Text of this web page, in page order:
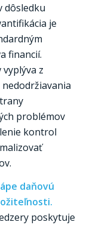
dôsledku
je
financií.
z
problémov
kontrol
daňovú
poskytuje